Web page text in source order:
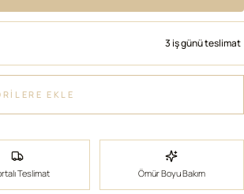
3 iş günü teslimat
EKLE
Teslimat Ömür Boyu Bakım